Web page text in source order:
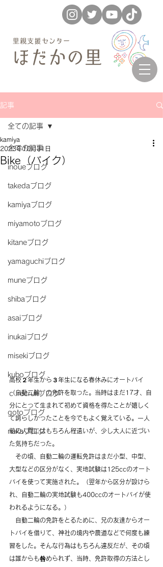
記事
全ての記事
inoueブログ
takedaブログ
kamiyaブログ
miyamotoブログ
kitaneブログ
yamaguchiブログ
muneブログ
shibaブログ
asaiブログ
inukaiブログ
misekiブログ
kuboブログ
ｃ.recruitブログ
gotoブログ
nakaブログ
全ての記事
Bike（バイク）
kamiya
2023年10月31日
高校２年生から３年生になる春休みにオートバイ
（自動二輪）の免許を取った。当時はまだ17才、自
分にとって生まれて初めて資格を得たことが嬉しく
て誇らしかったことを今でもよく覚えている。一人
前の人間にはもちろん程遠いが、少し大人に近づい
た気持ちだった。
その頃、自動二輪の運転免許はまだ小型、中型、
大型などの区分がなく、実地試験は125ccのオート
バイを使って実施された。（翌年から区分が設けら
れ、自動二輪の実地試験も400ccのオートバイが使
われるようになる。）
自動二輪の免許をとるために、兄の友達からオー
トバイを借りて、神社の境内や農道などで何度も練
習をした。そんな行為はもちろん違反だが、その頃
は誰からも咎められず、当時、免許取得の方法とし